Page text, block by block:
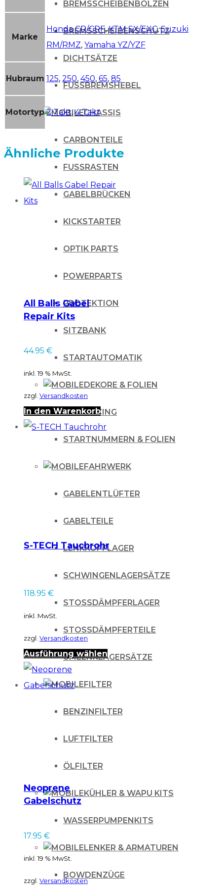
BREMSSCHEIBENBOLZEN
BREMSSCHEIBENSCHUTZ
DICHTSÄTZE
FUSSBREMSHEBEL
CHASSIS
CARBONTEILE
FUSSRASTEN
GABELBRÜCKEN
KICKSTARTER
OPTIK PARTS
POWERPARTS
PROTEKTION
SITZBANK
STARTAUTOMATIK
DEKORE & FOLIEN
IHLE-RACING
STARTNUMMERN & FOLIEN
FAHRWERK
GABELENTLÜFTER
GABELTEILE
LENKKOPFLAGER
SCHWINGENLAGERSÄTZE
STOSSDÄMPFERLAGER
STOSSDÄMPFERTEILE
UMLENKLAGERSÄTZE
FILTER
BENZINFILTER
LUFTFILTER
ÖLFILTER
KÜHLER & WAPU KITS
WASSERPUMPENKITS
LENKER & ARMATUREN
BOWDENZÜGE
Marke
Honda CR/CRF,KTM SX/EXC,Suzuki
RM/RMZ, Yamaha YZ/YZF
Hubraum 125, 250, 450, 65, 85
Motortyp 2 Takt,4 Takt
Ähnliche Produkte
All Balls Gabel
Repair Kits
44.95 €
inkl. 19 % MwSt.
zzgl. Versandkosten
In den Warenkorb
S-TECH Tauchrohr
118.95 €
inkl. MwSt.
zzgl. Versandkosten
Ausführung wählen Dieses
weist
Varianten
auf
gewählt
Neoprene
Gabelschutz
17.95 €
inkl. 19 % MwSt.
zzgl. Versandkosten